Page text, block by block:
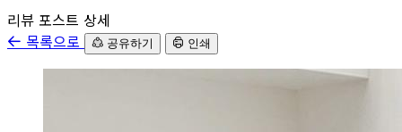
본문으로 바로가기
리뷰 포스트 상세
목록으로
공유하기 인쇄